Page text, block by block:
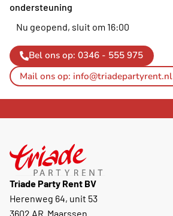
ondersteuning
Nu geopend, sluit om 16:00
Bel ons op: 0346 - 555 975
Mail ons op: info@triadepartyrent.nl
Triade Party Rent BV
Herenweg 64, unit 53
3602 AR Maarssen